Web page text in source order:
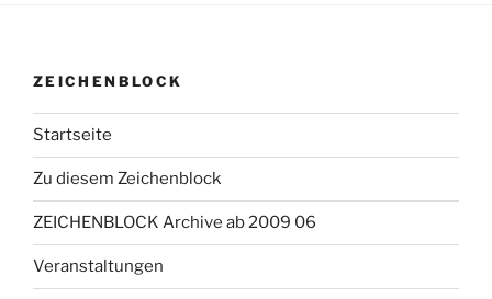
ZEICHENBLOCK
Startseite
Zu diesem Zeichenblock
ZEICHENBLOCK Archive ab 2009 06
Veranstaltungen